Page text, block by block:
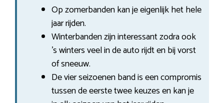
Op zomerbanden kan je eigenlijk het hele
jaar rijden.
Winterbanden zijn interessant zodra ook
’s winters veel in de auto rijdt en bij vorst
of sneeuw.
De vier seizoenen band is een compromis
tussen de eerste twee keuzes en kan je